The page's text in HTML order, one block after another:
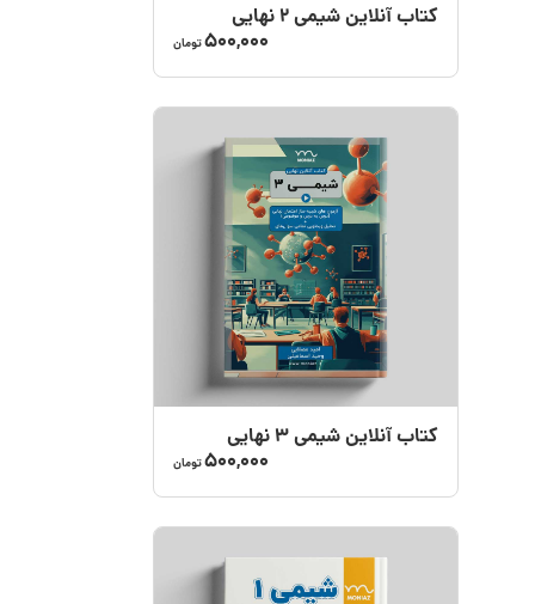
کتاب آنلاین شیمی ۲ نهایی
500,000تومان
کتاب آنلاین شیمی 3 نهایی
500,000تومان